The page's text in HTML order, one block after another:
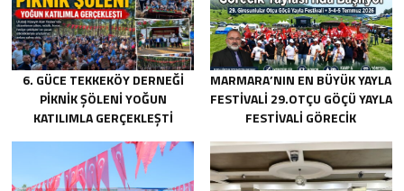
6. GÜCE TEKKEKÖY DERNEĞI
PIKNIK ŞÖLENI YOĞUN
KATILIMLA GERÇEKLEŞTI
MARMARA’NIN EN BÜYÜK YAYLA
FESTIVALI 29.OTÇU GÖÇÜ YAYLA
FESTIVALI GÖRECIK